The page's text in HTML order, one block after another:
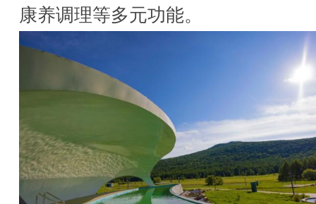
康养调理等多元功能。